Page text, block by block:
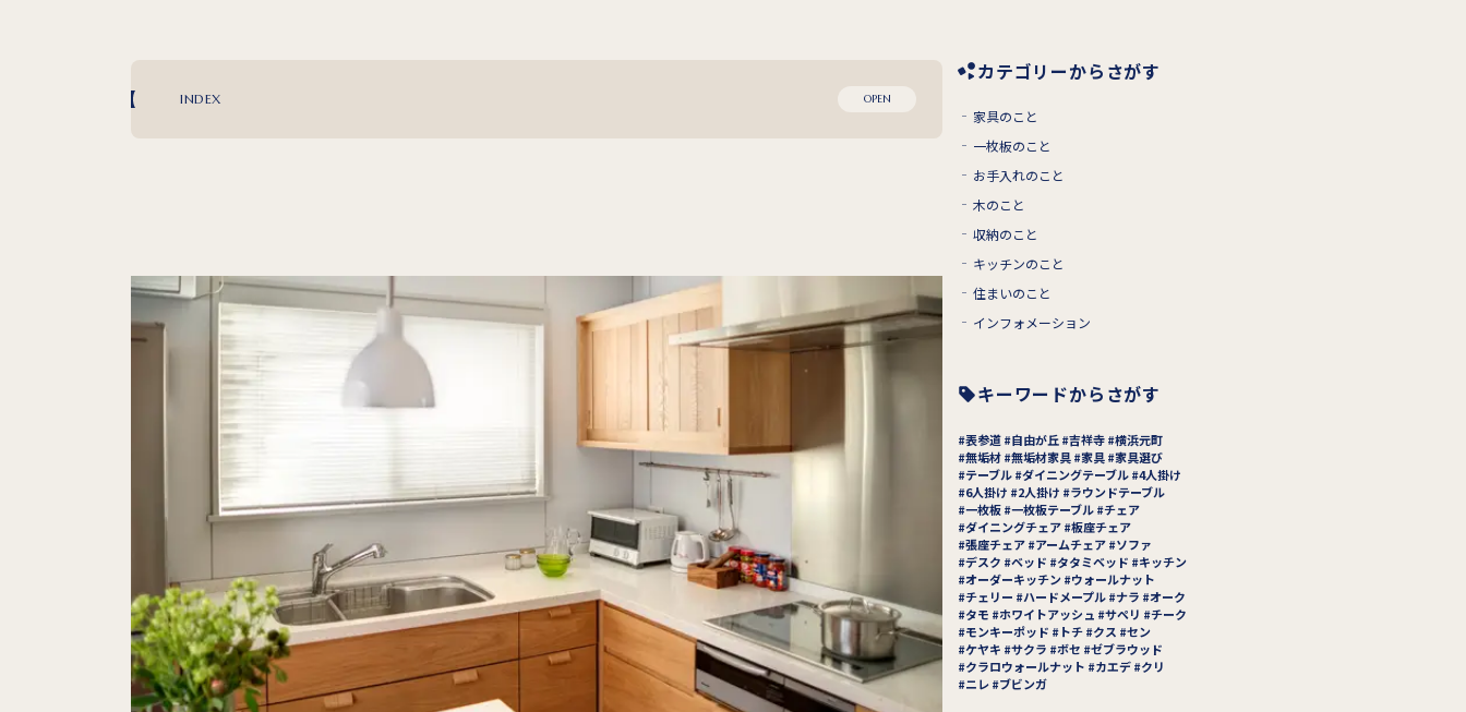
INDEX OPEN
カテゴリーからさがす
家具のこと
一枚板のこと
お手入れのこと
木のこと
収納のこと
キッチンのこと
住まいのこと
インフォメーション
キーワードからさがす
表参道 自由が丘 吉祥寺 横浜元町
無垢材 無垢材家具 家具
家具選び
テーブル ダイニングテーブル 4人掛け
6人掛け
2人掛け
ラウンドテーブル
一枚板 一枚板テーブル チェア
ダイニングチェア 板座チェア
張座チェア
アームチェア
ソファ
デスク
ベッド タタミベッド
キッチン
オーダーキッチン
ウォールナット
チェリー
ハードメープル ナラ
オーク
タモ
ホワイトアッシュ サペリ
チーク
モンキーポッド
トチ クス
セン
ケヤキ
サクラ ボセ
ゼブラウッド
クラロウォールナット
カエデ
クリ
ニレ
ブビンガ